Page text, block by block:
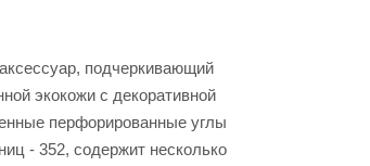
подчеркивающий
экокожи с декоративной
перфорированные углы
- 352, содержит несколько